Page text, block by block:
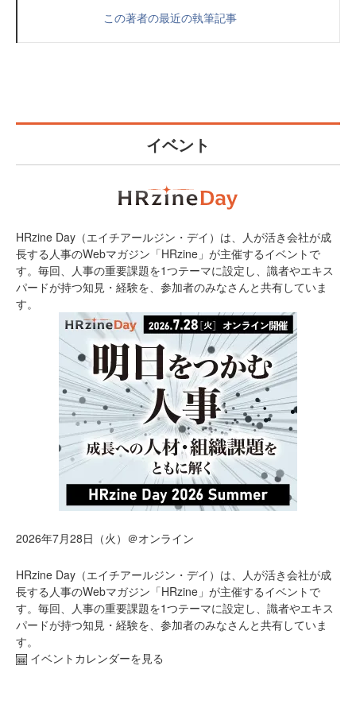
この著者の最近の執筆記事
イベント
HRzine Day（エイチアールジン・デイ）は、人が活き会社が成
長する人事のWebマガジン「HRzine」が主催するイベントで
す。毎回、人事の重要課題を1つテーマに設定し、識者やエキス
パードが持つ知見・経験を、参加者のみなさんと共有していま
す。
2026年7月28日（火）＠オンライン
HRzine Day（エイチアールジン・デイ）は、人が活き会社が成
長する人事のWebマガジン「HRzine」が主催するイベントで
す。毎回、人事の重要課題を1つテーマに設定し、識者やエキス
パードが持つ知見・経験を、参加者のみなさんと共有していま
す。
イベントカレンダーを見る